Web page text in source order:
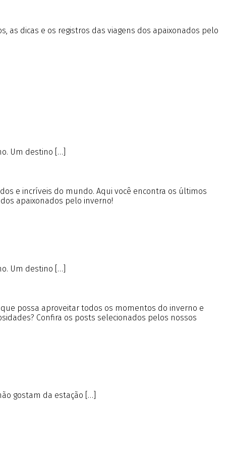
as dicas e os registros das viagens dos apaixonados pelo
Um destino […]
e incríveis do mundo. Aqui você encontra os últimos
apaixonados pelo inverno!
Um destino […]
possa aproveitar todos os momentos do inverno e
Confira os posts selecionados pelos nossos
gostam da estação […]